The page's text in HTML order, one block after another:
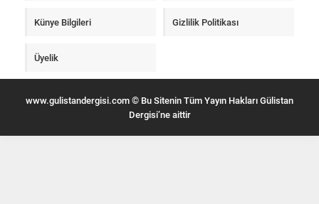
Künye Bilgileri Gizlilik Politikası
Üyelik
www.gulistandergisi.com © Bu Sitenin Tüm Yayın Hakları Gülistan
Dergisi’ne aittir